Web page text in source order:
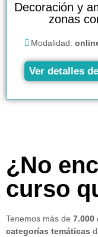
Decoración y
zonas
Modalidad:
Ver detalles
¿No
curso
Tenemos más de 7.000
categorías temáticas